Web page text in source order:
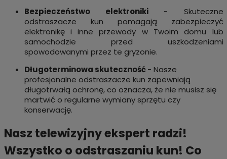
Bezpieczeństwo elektroniki - Skuteczne
odstraszacze kun pomagają zabezpieczyć
elektronikę i inne przewody w Twoim domu lub
samochodzie przed uszkodzeniami
spowodowanymi przez te gryzonie.
Długoterminowa skuteczność- Nasze
profesjonalne odstraszacze kun zapewniają
długotrwałą ochronę, co oznacza, że nie musisz się
martwić o regularne wymiany sprzętu czy
konserwację.
Nasz telewizyjny ekspert radzi!
Wszystko o odstraszaniu kun! Co